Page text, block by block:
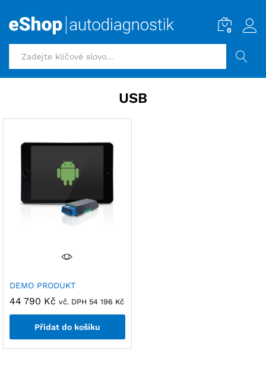
0
USB
DEMO PRODUKT
44 790 Kč vč. DPH 54 196 Kč
Přidat do košíku